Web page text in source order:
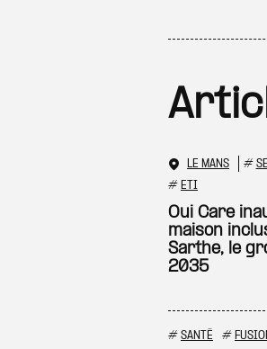
LE MANS #
# ETI
Oui Care
maison
Sarthe, le
2035
# SANTÉ #